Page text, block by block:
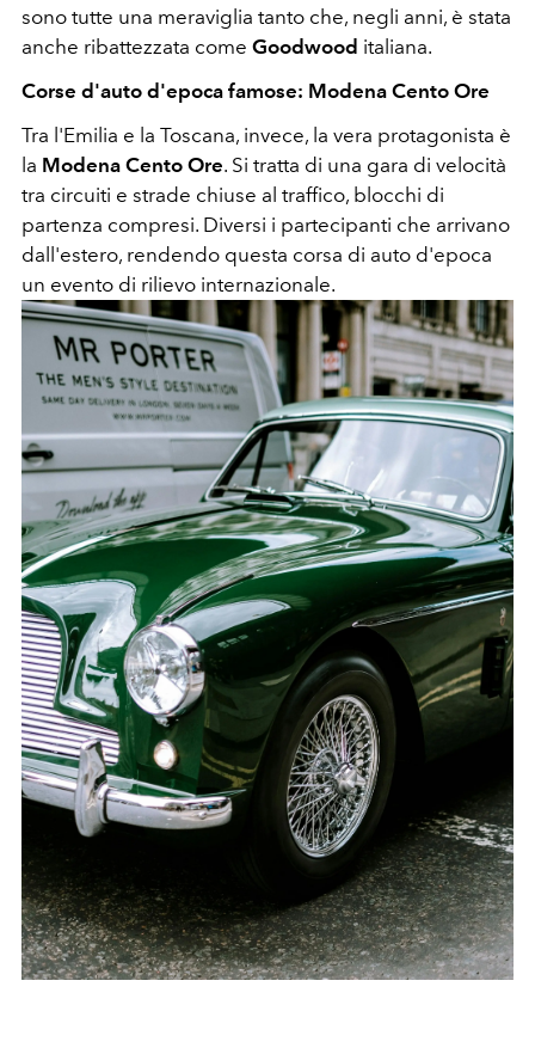
sono tutte una meraviglia tanto che, negli anni, è stata
anche ribattezzata come Goodwood italiana.
Corse d'auto d'epoca famose: Modena Cento Ore
Tra l'Emilia e la Toscana, invece, la vera protagonista è
la Modena Cento Ore. Si tratta di una gara di velocità
tra circuiti e strade chiuse al traffico, blocchi di
partenza compresi. Diversi i partecipanti che arrivano
dall'estero, rendendo questa corsa di auto d'epoca
un evento di rilievo internazionale.